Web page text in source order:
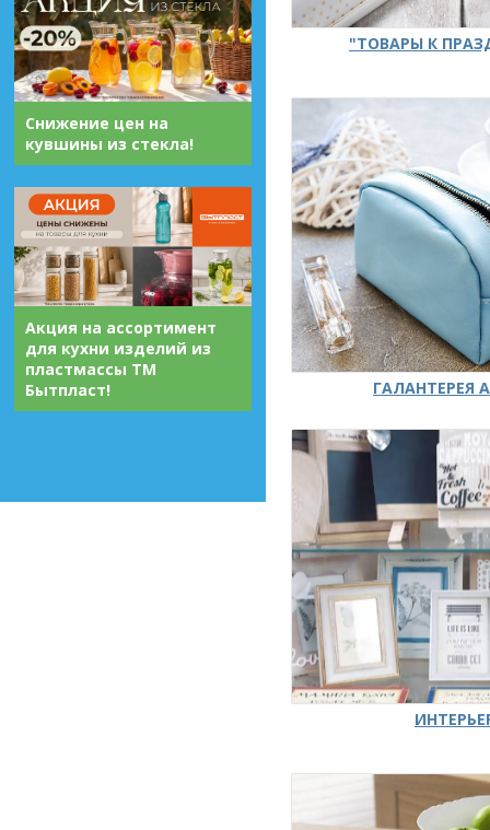
Снижение цен на
кувшины из стекла!
Акция на ассортимент
для кухни изделий из
пластмассы ТМ
Бытпласт!
"ТОВАРЫ К
ГАЛАНТЕРЕЯ